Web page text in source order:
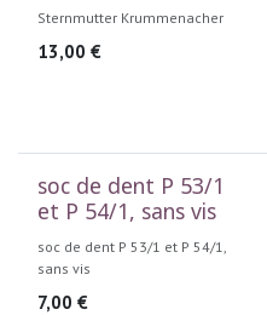
Sternmutter Krummenacher
13,00 €
soc de dent P 53/1
et P 54/1, sans vis
soc de dent P 53/1 et P 54/1,
sans vis
7,00 €